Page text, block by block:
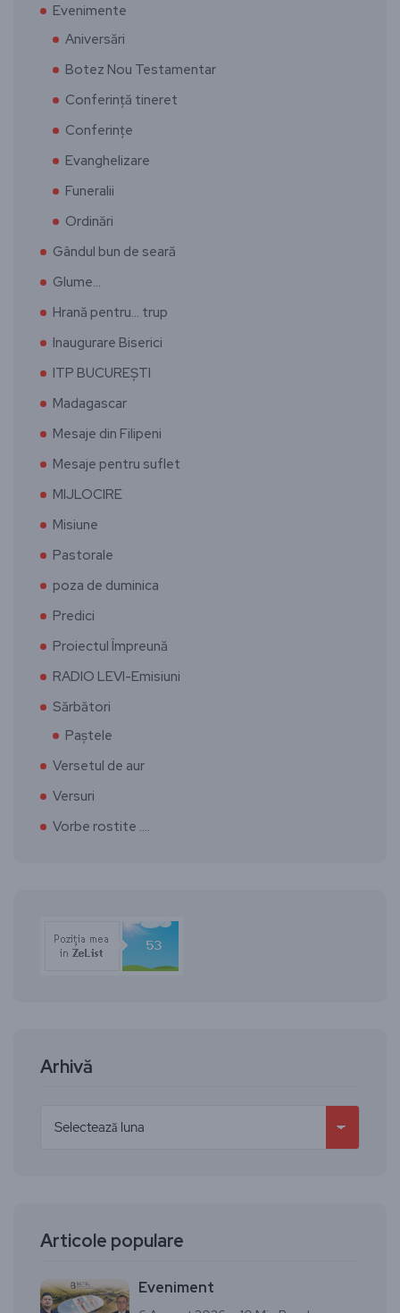
Evenimente
Aniversări
Botez Nou Testamentar
Conferință tineret
Conferințe
Evanghelizare
Funeralii
Ordinări
Gândul bun de seară
Glume…
Hrană pentru… trup
Inaugurare Biserici
ITP BUCUREȘTI
Madagascar
Mesaje din Filipeni
Mesaje pentru suflet
MIJLOCIRE
Misiune
Pastorale
poza de duminica
Predici
Proiectul Împreună
RADIO LEVI-Emisiuni
Sărbători
Paștele
Versetul de aur
Versuri
Vorbe rostite ….
Arhivă
Articole populare
Eveniment